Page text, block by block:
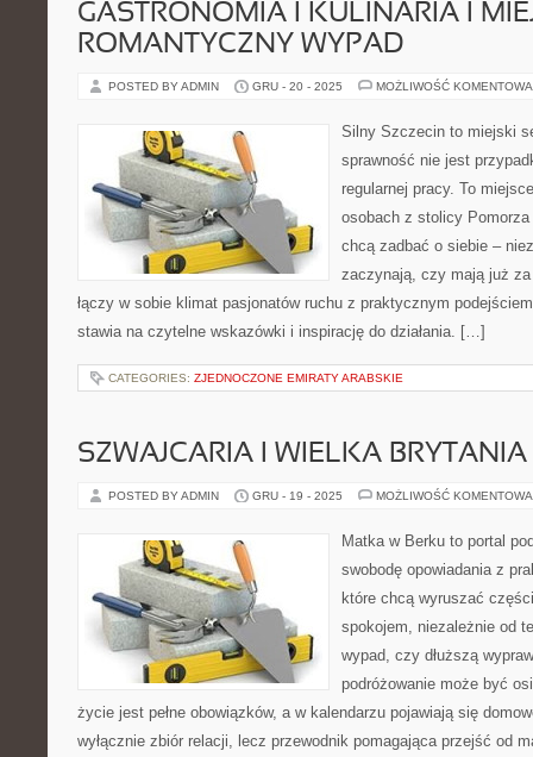
GASTRONOMIA I KULINARIA I
ROMANTYCZNY WYPAD
POSTED BY ADMIN GRU - 20 - 2025 MOŻLIWOŚĆ
Silny Szczecin to miejski
sprawność nie jest
regularnej pracy. To
osobach z stolicy
chcą zadbać o siebie –
zaczynają, czy mają już
łączy w sobie klimat pasjonatów ruchu z praktycznym
stawia na czytelne wskazówki i inspirację do działania. […]
CATEGORIES: ZJEDNOCZONE EMIRATY ARABSKIE
SZWAJCARIA I WIELKA BRYTANIA
POSTED BY ADMIN GRU - 19 - 2025 MOŻLIWOŚĆ
Matka w Berku to portal
swobodę opowiadania z
które chcą wyruszać
spokojem, niezależnie od
wypad, czy dłuższą
podróżowanie może być
życie jest pełne obowiązków, a w kalendarzu pojawiają się
wyłącznie zbiór relacji, lecz przewodnik pomagająca przejść od